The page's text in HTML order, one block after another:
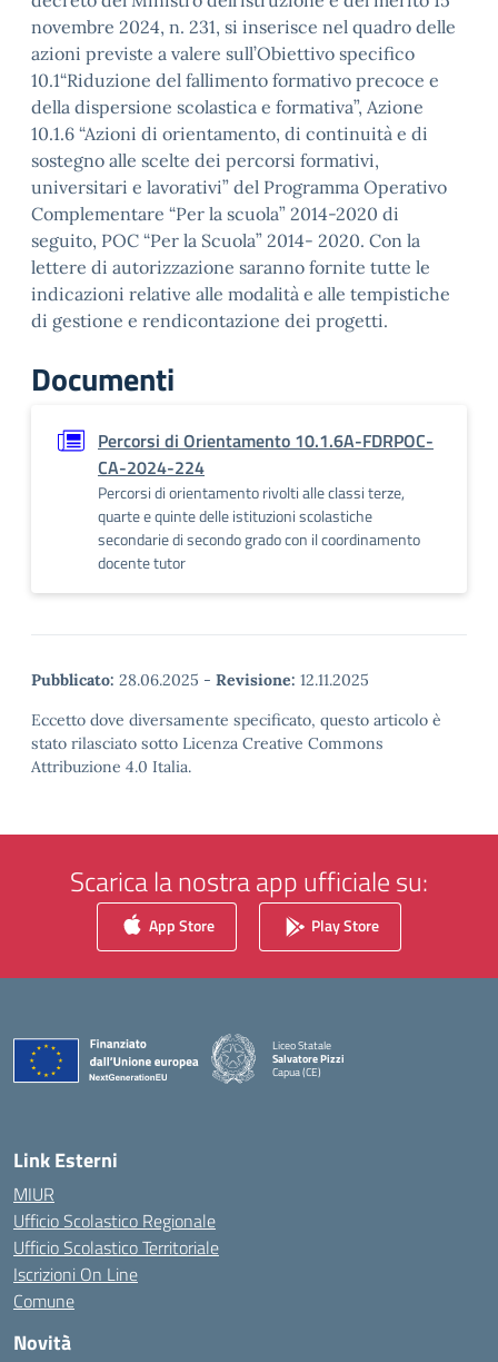
novembre 2024, n. 231, si inserisce nel quadro delle
azioni previste a valere sull’Obiettivo specifico
10.1“Riduzione del fallimento formativo precoce e
della dispersione scolastica e formativa”, Azione
10.1.6 “Azioni di orientamento, di continuità e di
sostegno alle scelte dei percorsi formativi,
universitari e lavorativi” del Programma Operativo
Complementare “Per la scuola” 2014-2020 di
seguito, POC “Per la Scuola” 2014- 2020. Con la
lettere di autorizzazione saranno fornite tutte le
indicazioni relative alle modalità e alle tempistiche
di gestione e rendicontazione dei progetti.
Documenti
Percorsi di Orientamento 10.1.6A-FDRPOC-
CA-2024-224
Percorsi di orientamento rivolti alle classi terze,
quarte e quinte delle istituzioni scolastiche
secondarie di secondo grado con il coordinamento
docente tutor
Pubblicato: 28.06.2025 - Revisione: 12.11.2025
Eccetto dove diversamente specificato, questo articolo è
stato rilasciato sotto Licenza Creative Commons
Attribuzione 4.0 Italia.
Scarica la nostra app ufficiale su:
App Store Play Store
Liceo Statale
Salvatore Pizzi
Capua (CE)
— Visita la pagina iniziale della scuola
Link Esterni
MIUR
Ufficio Scolastico Regionale
Ufficio Scolastico Territoriale
Iscrizioni On Line
Comune
Novità